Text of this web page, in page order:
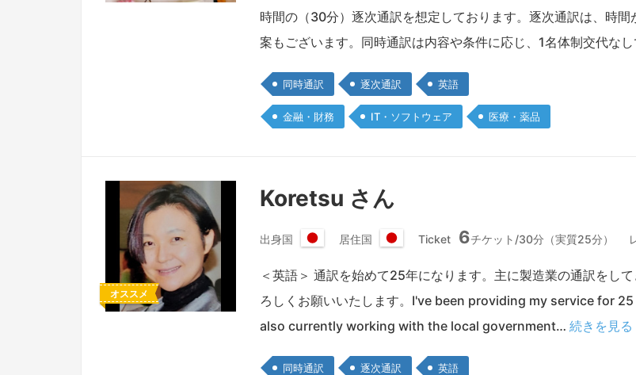
時間の（30分）逐次通訳を想定しております。逐次通訳は、時
案もございます。同時通訳は内容や条件に応じ、1名体制交代な
同時通訳 逐次通訳 英語
金融・財務 IT・ソフトウェア 医療・薬品
オススメ
Koretsu さん
出身国
日
本
国
居住国
日
本
Ticket 6チケット/30分（実質25分）
＜英語＞ 通訳を始めて25年になります。主に製造業の通訳をし
ろしくお願いいたします。I've been providing my service for
also currently working with the local government… 続きを見る
同時通訳 逐次通訳 英語